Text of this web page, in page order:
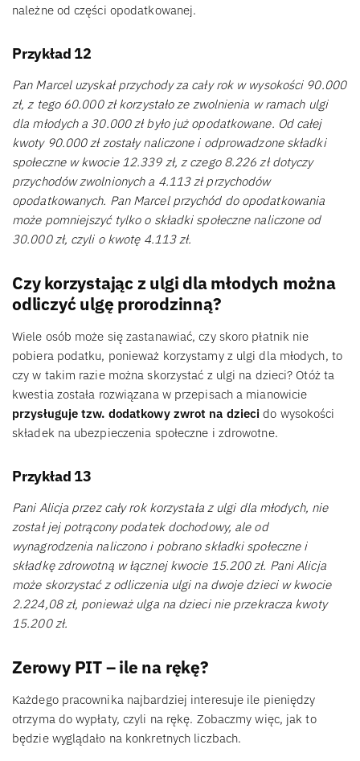
należne od części opodatkowanej.
Przykład 12
Pan Marcel uzyskał przychody za cały rok w wysokości 90.000
zł, z tego 60.000 zł korzystało ze zwolnienia w ramach ulgi
dla młodych a 30.000 zł było już opodatkowane. Od całej
kwoty 90.000 zł zostały naliczone i odprowadzone składki
społeczne w kwocie 12.339 zł, z czego 8.226 zł dotyczy
przychodów zwolnionych a 4.113 zł przychodów
opodatkowanych. Pan Marcel przychód do opodatkowania
może pomniejszyć tylko o składki społeczne naliczone od
30.000 zł, czyli o kwotę 4.113 zł.
Czy korzystając z ulgi dla młodych można
odliczyć ulgę prorodzinną?
Wiele osób może się zastanawiać, czy skoro płatnik nie
pobiera podatku, ponieważ korzystamy z ulgi dla młodych, to
czy w takim razie można skorzystać z ulgi na dzieci? Otóż ta
kwestia została rozwiązana w przepisach a mianowicie
przysługuje tzw. dodatkowy zwrot na dzieci do wysokości
składek na ubezpieczenia społeczne i zdrowotne.
Przykład 13
Pani Alicja przez cały rok korzystała z ulgi dla młodych, nie
został jej potrącony podatek dochodowy, ale od
wynagrodzenia naliczono i pobrano składki społeczne i
składkę zdrowotną w łącznej kwocie 15.200 zł. Pani Alicja
może skorzystać z odliczenia ulgi na dwoje dzieci w kwocie
2.224,08 zł, ponieważ ulga na dzieci nie przekracza kwoty
15.200 zł.
Zerowy PIT – ile na rękę?
Każdego pracownika najbardziej interesuje ile pieniędzy
otrzyma do wypłaty, czyli na rękę. Zobaczmy więc, jak to
będzie wyglądało na konkretnych liczbach.